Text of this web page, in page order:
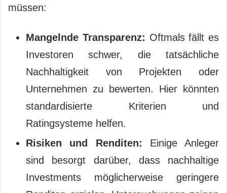
müssen:
Mangelnde Transparenz: Oftmals fällt es
Investoren schwer, die tatsächliche
Nachhaltigkeit von Projekten oder
Unternehmen zu bewerten. Hier könnten
standardisierte Kriterien und
Ratingsysteme helfen.
Risiken und Renditen: Einige Anleger
sind besorgt darüber, dass nachhaltige
Investments möglicherweise geringere